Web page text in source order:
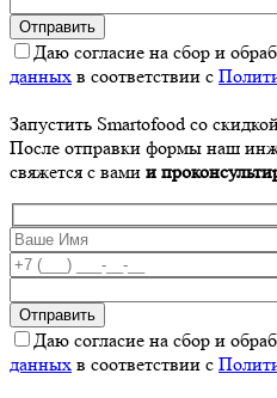
Даю согласие на сбор и
данных в соответствии с
Запустить Smartofood со
После отправки формы наш
свяжется с вами и
Даю согласие на сбор и
данных в соответствии с